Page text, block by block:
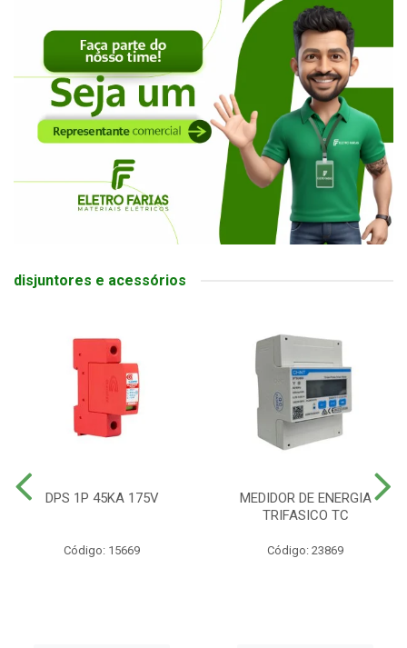
disjuntores e acessórios
DPS 1P 45KA 175V
Código: 15669
MEDIDOR DE ENERGIA
TRIFASICO TC
Código: 23869